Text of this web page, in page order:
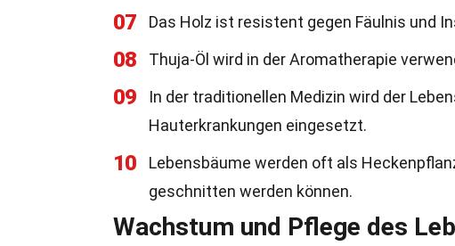
07 Das Holz ist resistent gegen Fäulnis und
08 Thuja-Öl wird in der Aromatherapie
09
In der traditionellen Medizin wird der
Hauterkrankungen eingesetzt.
10
Lebensbäume werden oft als
geschnitten werden können.
Wachstum und Pflege des